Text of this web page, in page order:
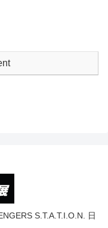
S.T.A.T.I.O.N. 日